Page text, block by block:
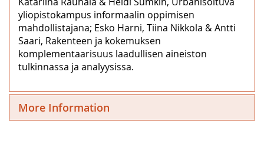
yliopistokampus informaalin oppimisen
mahdollistajana; Esko Harni, Tiina Nikkola & Antti
Saari, Rakenteen ja kokemuksen
komplementaarisuus laadullisen aineiston
tulkinnassa ja analyysissa.
More Information